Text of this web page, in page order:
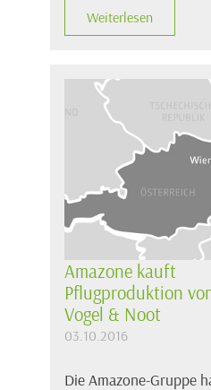
Weiterlesen
Amazone kauft
Pflugproduktion
Vogel & Noot
03.10.2016
Die Amazone-Gruppe